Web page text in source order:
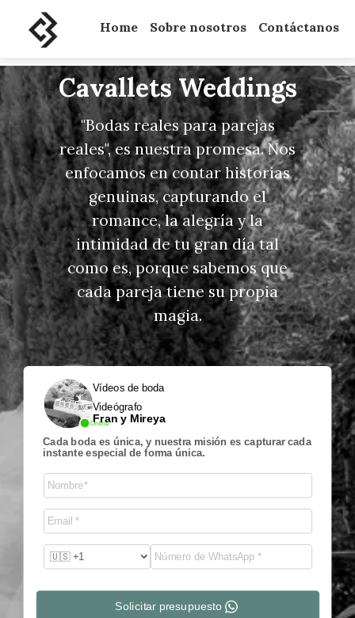
Home Sobre nosotros Contáctanos
Cavallets Weddings
"Bodas reales para parejas
reales", es nuestra promesa. Nos
enfocamos en contar historias
genuinas, capturando el
romance, la alegría y la
intimidad de tu gran día tal
como es, porque sabemos que
cada pareja tiene su propia
magia.​
Online
Vídeos de boda
Videógrafo
Fran y Mireya
Cada boda es única, y nuestra misión es capturar cada
instante especial de forma única.
Solicitar presupuesto